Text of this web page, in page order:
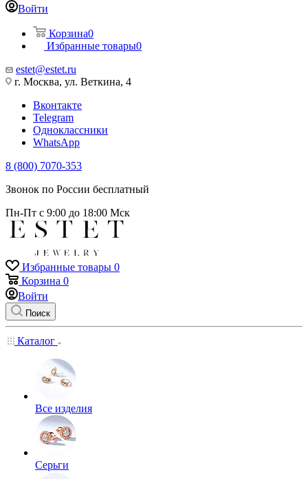
Войти
Корзина0
Избранные товары0
estet@estet.ru
г. Москва, ул. Веткина, 4
Вконтакте
Telegram
Одноклассники
WhatsApp
8 (800) 7070-353
Звонок по России бесплатный
Пн-Пт с 9:00 до 18:00 Мск
Избранные товары 0
Корзина 0
Войти
Поиск
Каталог
Все изделия
Серьги